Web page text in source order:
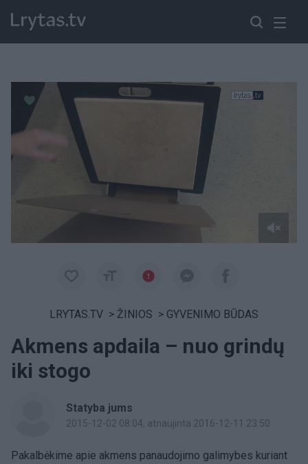
Paremkite Ukrainą
LRYTAS.TV > ŽINIOS > GYVENIMO BŪDAS
Akmens apdaila – nuo grindų
iki stogo
Statyba jums
2015-12-02 08:04, atnaujinta 2016-12-11 23:50
Pakalbėkime apie akmens panaudojimo galimybes kuriant